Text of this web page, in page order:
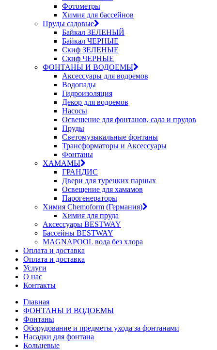
Фотометры
Химия для бассейнов
Пруды садовые
Байкал ЗЕЛЕНЫЙ
Байкал ЧЕРНЫЕ
Скиф ЗЕЛЕНЫЕ
Скиф ЧЕРНЫЕ
ФОНТАНЫ И ВОДОЕМЫ
Аксессуары для водоемов
Водопады
Гидроизоляция
Декор для водоемов
Насосы
Освещение для фонтанов, сада и прудов
Пруды
Светомузыкальные фонтаны
Трансформаторы и Аксессуары
Фонтаны
ХАМАМЫ
ГРАНДИС
Двери для турецких парных
Освещение для хамамов
Парогенераторы
Химия Chemoform (Германия)
Химия для пруда
Аксессуары BESTWAY
Бассейны BESTWAY
MAGNAPOOL вода без хлора
Оплата и доставка
Оплата и доставка
Услуги
О нас
Контакты
Главная
ФОНТАНЫ И ВОДОЕМЫ
Фонтаны
Оборудование и предметы ухода за фонтанами
Насадки для фонтана
Кольцевые